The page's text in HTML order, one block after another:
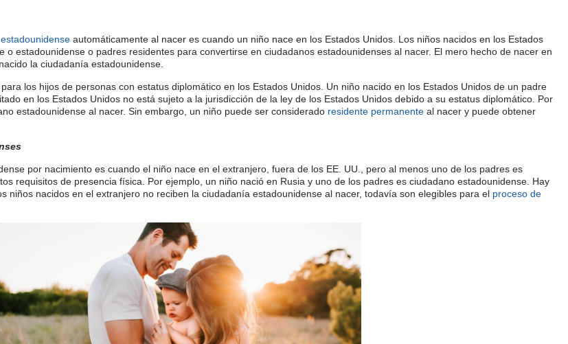
automáticamente al nacer es cuando un niño nace en los Estados Unidos. Los niños nacidos en los Estados
o estadounidense o padres residentes para convertirse en ciudadanos estadounidenses al nacer. El mero hecho de nacer en
la ciudadanía estadounidense.
los hijos de personas con estatus diplomático en los Estados Unidos. Un niño nacido en los Estados Unidos de un padre
en los Estados Unidos no está sujeto a la jurisdicción de la ley de los Estados Unidos debido a su estatus diplomático. Por
estadounidense al nacer. Sin embargo, un niño puede ser considerado residente permanente al nacer y puede obtener
por nacimiento es cuando el niño nace en el extranjero, fuera de los EE. UU., pero al menos uno de los padres es
requisitos de presencia física. Por ejemplo, un niño nació en Rusia y uno de los padres es ciudadano estadounidense. Hay
niños nacidos en el extranjero no reciben la ciudadanía estadounidense al nacer, todavía son elegibles para el proceso de